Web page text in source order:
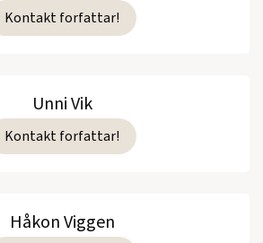
Kontakt forfattar!
Unni Vik
Kontakt forfattar!
Håkon Viggen